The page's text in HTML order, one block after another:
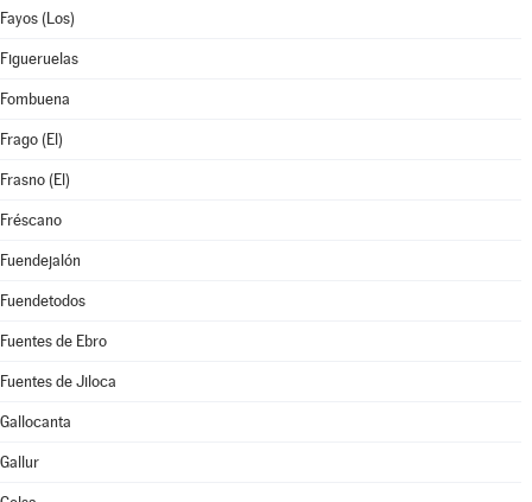
Fayos (Los)
Figueruelas
Fombuena
Frago (El)
Frasno (El)
Fréscano
Fuendejalón
Fuendetodos
Fuentes de Ebro
Fuentes de Jiloca
Gallocanta
Gallur